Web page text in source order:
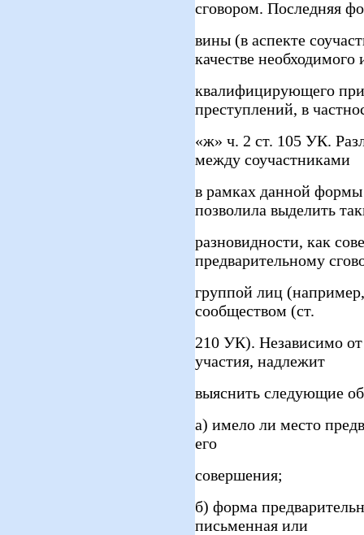
сговором. Последняя
вины (в аспекте
качестве необходимого
квалифицирующего
преступлений, в
«ж» ч. 2 ст. 105 УК.
между соучастниками
в рамках данной формы
позволила выделить
разновидности, как
предварительному
группой лиц
сообществом (ст.
210 УК). Независимо
участия, надлежит
выяснить следующие
а) имело ли место
его
совершения;
б) форма
письменная или